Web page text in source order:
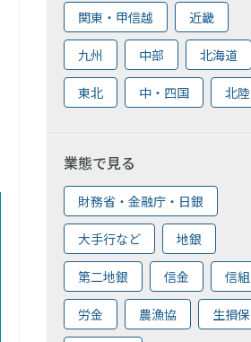
関東・甲信越 近畿
九州 中部 北海道
東北 中・四国 北陸
業態で見る
財務省・金融庁・日銀
大手行など 地銀
第二地銀 信金 信組
労金 農漁協 生損保